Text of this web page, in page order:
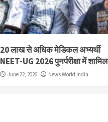
20 लाख से अधिक मेडिकल अभ्यर्थी
NEET-UG 2026 पुनर्परीक्षा में शामिल
June 22, 2026 News World India